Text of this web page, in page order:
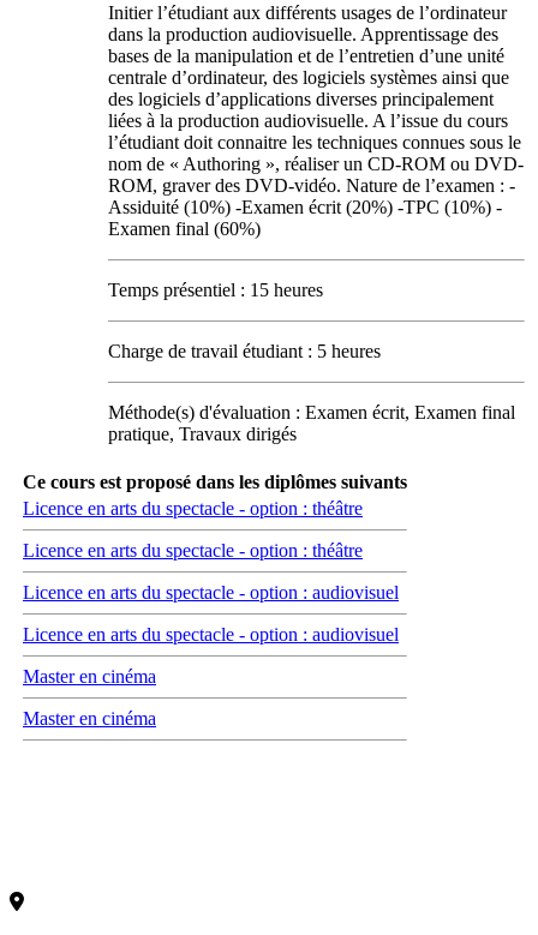
Initier l’étudiant aux différents usages de l’ordinateur
dans la production audiovisuelle. Apprentissage des
bases de la manipulation et de l’entretien d’une unité
centrale d’ordinateur, des logiciels systèmes ainsi que
des logiciels d’applications diverses principalement
liées à la production audiovisuelle. A l’issue du cours
l’étudiant doit connaitre les techniques connues sous le
nom de « Authoring », réaliser un CD-ROM ou DVD-
ROM, graver des DVD-vidéo. Nature de l’examen : -
Assiduité (10%) -Examen écrit (20%) -TPC (10%) -
Examen final (60%)
Temps présentiel : 15 heures
Charge de travail étudiant : 5 heures
Méthode(s) d'évaluation : Examen écrit, Examen final
pratique, Travaux dirigés
Ce cours est proposé dans les diplômes suivants
Licence en arts du spectacle - option : théâtre
Licence en arts du spectacle - option : théâtre
Licence en arts du spectacle - option : audiovisuel
Licence en arts du spectacle - option : audiovisuel
Master en cinéma
Master en cinéma